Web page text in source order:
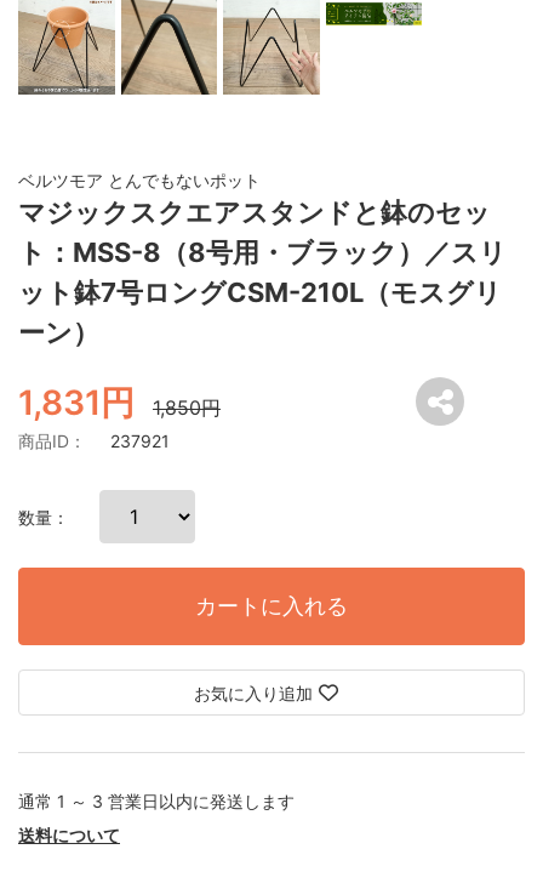
ベルツモア とんでもないポット
マジックスクエアスタンドと鉢のセッ
ト：MSS-8（8号用・ブラック）／スリ
ット鉢7号ロングCSM-210L（モスグリ
ーン）
1,831円 1,850円
商品ID： 237921
数量：
カートに入れる
お気に入り追加
通常 1 ～ 3 営業日以内に発送します
送料について